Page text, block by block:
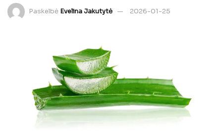
Paskelbė Evelina Jakutytė 2026-01-25